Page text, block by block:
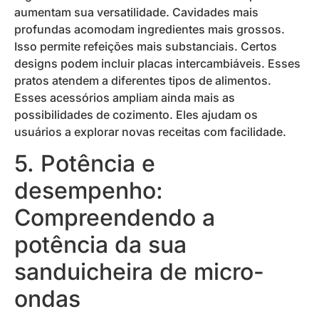
aumentam sua versatilidade. Cavidades mais
profundas acomodam ingredientes mais grossos.
Isso permite refeições mais substanciais. Certos
designs podem incluir placas intercambiáveis. Esses
pratos atendem a diferentes tipos de alimentos.
Esses acessórios ampliam ainda mais as
possibilidades de cozimento. Eles ajudam os
usuários a explorar novas receitas com facilidade.
5. Potência e
desempenho:
Compreendendo a
potência da sua
sanduicheira de micro-
ondas